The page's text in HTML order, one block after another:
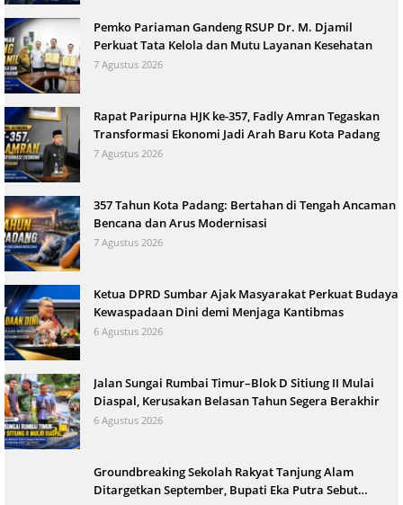
Pemko Pariaman Gandeng RSUP Dr. M. Djamil
Perkuat Tata Kelola dan Mutu Layanan Kesehatan
7 Agustus 2026
Rapat Paripurna HJK ke-357, Fadly Amran Tegaskan
Transformasi Ekonomi Jadi Arah Baru Kota Padang
7 Agustus 2026
357 Tahun Kota Padang: Bertahan di Tengah Ancaman
Bencana dan Arus Modernisasi
7 Agustus 2026
Ketua DPRD Sumbar Ajak Masyarakat Perkuat Budaya
Kewaspadaan Dini demi Menjaga Kantibmas
6 Agustus 2026
Jalan Sungai Rumbai Timur–Blok D Sitiung II Mulai
Diaspal, Kerusakan Belasan Tahun Segera Berakhir
6 Agustus 2026
Groundbreaking Sekolah Rakyat Tanjung Alam
Ditargetkan September, Bupati Eka Putra Sebut